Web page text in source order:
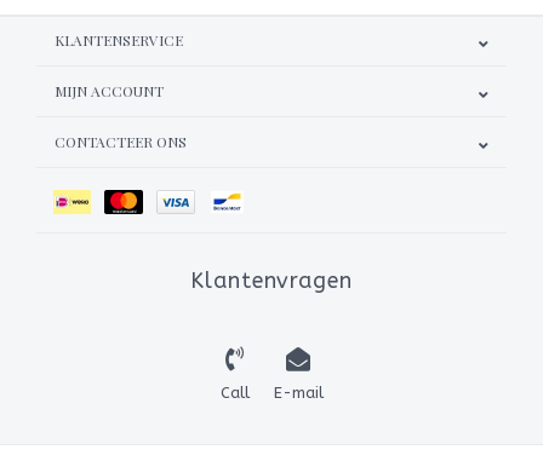
KLANTENSERVICE
MIJN ACCOUNT
CONTACTEER ONS
Klantenvragen
Call E-mail